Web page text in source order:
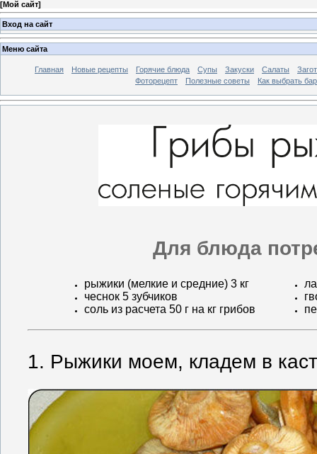
[Мой сайт]
Вход на сайт
Меню сайта
Главная Новые рецепты Горячие блюда Супы Закуски Салаты
Фоторецепт
Полезные советы Как выбрать
Для блюда
рыжики (мелкие и средние) 3 кг
чеснок 5 зубчиков
соль из расчета 50 г на кг грибов
1. Рыжики моем, кладем в